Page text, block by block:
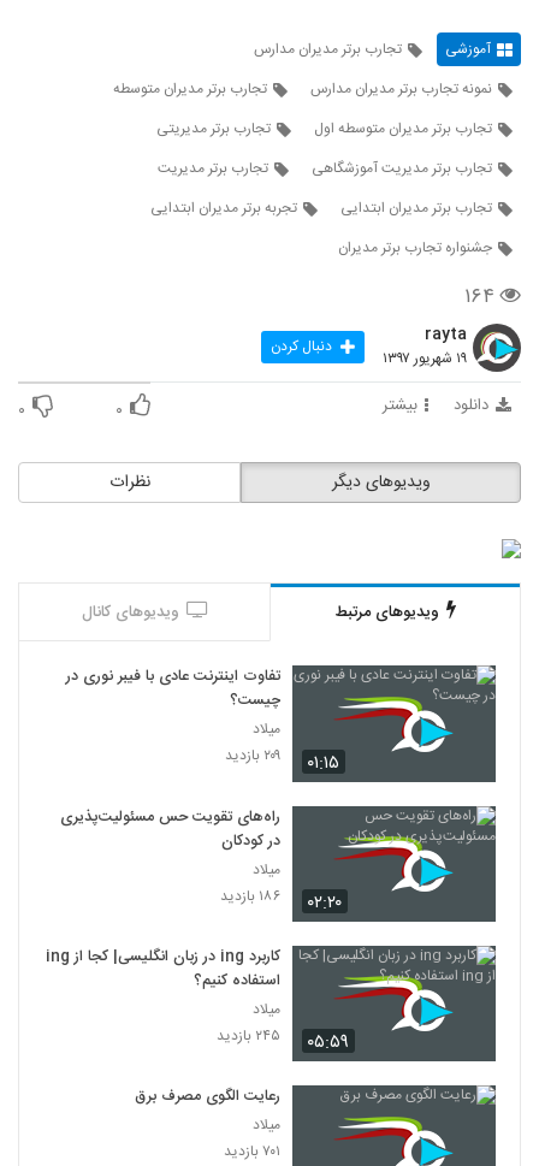
آموزشی
تجارب برتر مدیران مدارس
نمونه تجارب برتر مدیران مدارس
تجارب برتر مدیران متوسطه
تجارب برتر مدیران متوسطه اول
تجارب برتر مدیریتی
تجارب برتر مدیریت آموزشگاهی
تجارب برتر مدیریت
تجارب برتر مدیران ابتدایی
تجربه برتر مدیران ابتدایی
جشنواره تجارب برتر مدیران
۱۶۴
rayta
۱۹ شهریور ۱۳۹۷ دنبال کردن
دانلود بیشتر ۰ ۰
نظرات ویدیوهای دیگر
ویدیوهای مرتبط ویدیوهای کانال
۰۱:۱۵
تفاوت اینترنت عادی با فیبر نوری در
چیست؟
میلاد
۲۰۹ بازدید
۰۲:۲۰
راه‌های تقویت حس مسئولیت‌پذیری
در کودکان
میلاد
۱۸۶ بازدید
۰۵:۵۹
کاربرد ing در زبان انگلیسی| کجا از ing
استفاده کنیم؟
میلاد
۲۴۵ بازدید
رعایت الگوی مصرف برق
میلاد
۷۰۱ بازدید